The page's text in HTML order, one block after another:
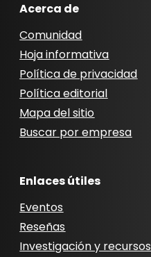
Acerca de
Comunidad
Hoja informativa
Política de privacidad
Política editorial
Mapa del sitio
Buscar por empresa
Enlaces útiles
Eventos
Reseñas
Investigación y recursos